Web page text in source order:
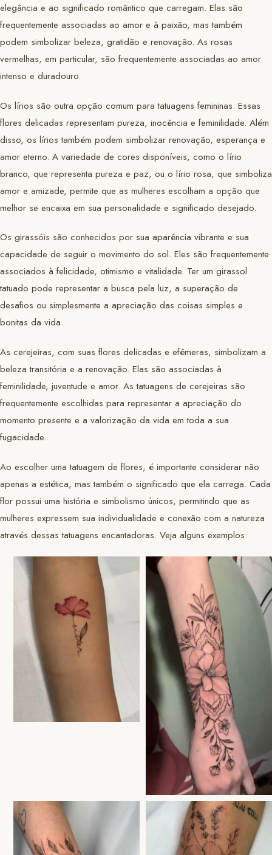
elegância e ao significado romântico que carregam. Elas são
frequentemente associadas ao amor e à paixão, mas também
podem simbolizar beleza, gratidão e renovação. As rosas
vermelhas, em particular, são frequentemente associadas ao amor
intenso e duradouro.
Os lírios são outra opção comum para tatuagens femininas. Essas
flores delicadas representam pureza, inocência e feminilidade. Além
disso, os lírios também podem simbolizar renovação, esperança e
amor eterno. A variedade de cores disponíveis, como o lírio
branco, que representa pureza e paz, ou o lírio rosa, que simboliza
amor e amizade, permite que as mulheres escolham a opção que
melhor se encaixa em sua personalidade e significado desejado.
Os girassóis são conhecidos por sua aparência vibrante e sua
capacidade de seguir o movimento do sol. Eles são frequentemente
associados à felicidade, otimismo e vitalidade. Ter um girassol
tatuado pode representar a busca pela luz, a superação de
desafios ou simplesmente a apreciação das coisas simples e
bonitas da vida.
As cerejeiras, com suas flores delicadas e efêmeras, simbolizam a
beleza transitória e a renovação. Elas são associadas à
feminilidade, juventude e amor. As tatuagens de cerejeiras são
frequentemente escolhidas para representar a apreciação do
momento presente e a valorização da vida em toda a sua
fugacidade.
Ao escolher uma tatuagem de flores, é importante considerar não
apenas a estética, mas também o significado que ela carrega. Cada
flor possui uma história e simbolismo únicos, permitindo que as
mulheres expressem sua individualidade e conexão com a natureza
através dessas tatuagens encantadoras. Veja alguns exemplos: